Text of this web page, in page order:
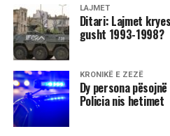
Ndërsa, aktorë të teatrit
mirë e paraqitur në këtë
zgjedhur, njofton “Bujku”.
6 gusht 1998
LAJMET
Ditari: Lajmet
gusht 1993-1998?
KRONIKË E ZEZË
Dy persona
Policia nis hetimet